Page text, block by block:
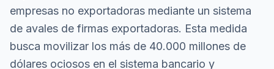
empresas no exportadoras mediante un sistema
de avales de firmas exportadoras. Esta medida
busca movilizar los más de 40.000 millones de
dólares ociosos en el sistema bancario y